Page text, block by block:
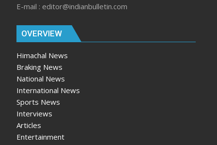
E-mail : editor@indianbulletin.com
OVERVIEW
Himachal News
Braking News
National News
International News
Sports News
Interviews
Articles
Entertainment